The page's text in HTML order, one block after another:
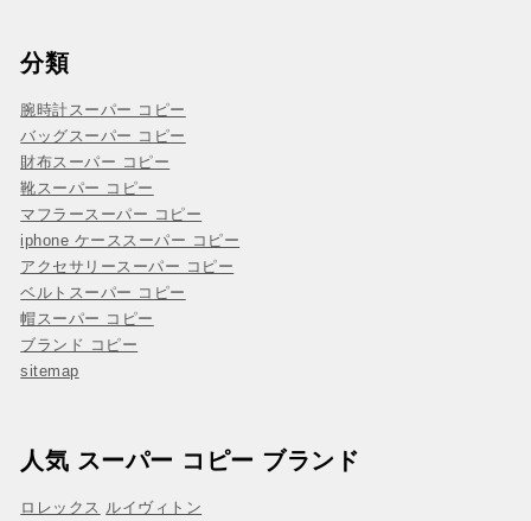
分類
腕時計スーパー コピー
バッグスーパー コピー
財布スーパー コピー
靴スーパー コピー
マフラースーパー コピー
iphone ケーススーパー コピー
アクセサリースーパー コピー
ベルトスーパー コピー
帽スーパー コピー
ブランド コピー
sitemap
人気 スーパー コピー ブランド
ロレックス ルイヴィトン